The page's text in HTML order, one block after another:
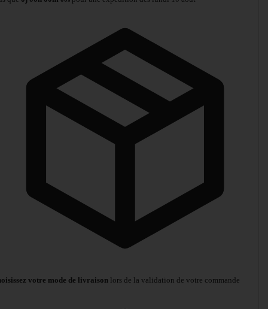
votre mode de livraison lors de la validation de votre commande